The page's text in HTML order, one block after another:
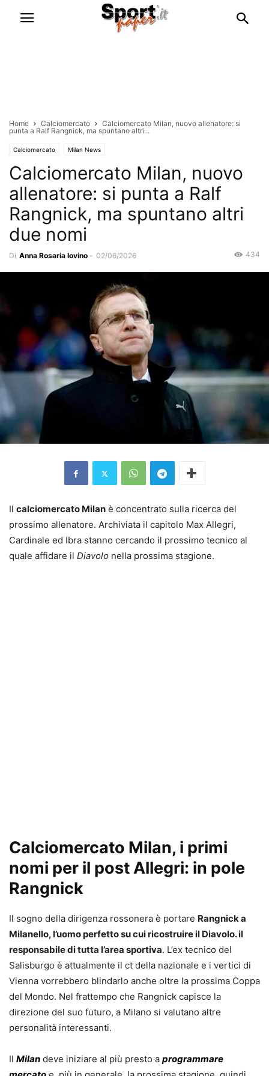
Home Calciomercato
Calciomercato Milan, nuovo allenatore: si
punta a Ralf Rangnick, ma spuntano altri...
Calciomercato Milan News
Calciomercato Milan, nuovo
allenatore: si punta a Ralf
Rangnick, ma spuntano altri
due nomi
Di Anna Rosaria Iovino - 02/06/2026 434
Il calciomercato Milan è concentrato sulla ricerca del
prossimo allenatore. Archiviata il capitolo Max Allegri,
Cardinale ed Ibra stanno cercando il prossimo tecnico al
quale affidare il Diavolo nella prossima stagione.
Calciomercato Milan, i primi
nomi per il post Allegri: in pole
Rangnick
Il sogno della dirigenza rossonera è portare Rangnick a
Milanello, l’uomo perfetto su cui ricostruire il Diavolo. il
responsabile di tutta l’area sportiva. L’ex tecnico del
Salisburgo è attualmente il ct della nazionale e i vertici di
Vienna vorrebbero blindarlo anche oltre la prossima Coppa
del Mondo. Nel frattempo che Rangnick capisce la
direzione del suo futuro, a Milano si valutano altre
personalità interessanti.
Il Milan deve iniziare al più presto a programmare